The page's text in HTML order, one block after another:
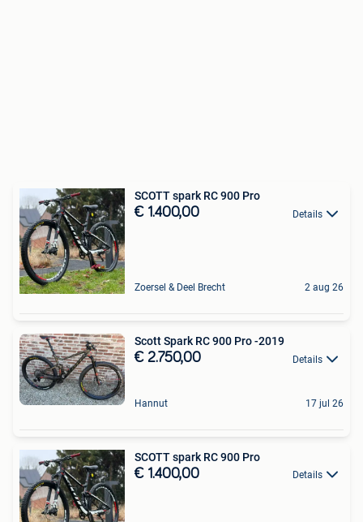
SCOTT spark RC 900 Pro
€ 1.400,00 Details
Zoersel & Deel Brecht 2 aug 26
Scott Spark RC 900 Pro -2019
€ 2.750,00 Details
Hannut 17 jul 26
SCOTT spark RC 900 Pro
€ 1.400,00 Details